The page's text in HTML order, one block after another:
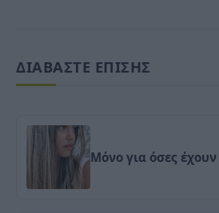
ΔΙΑΒΑΣΤΕ ΕΠΙΣΗΣ
Μόνο για όσες